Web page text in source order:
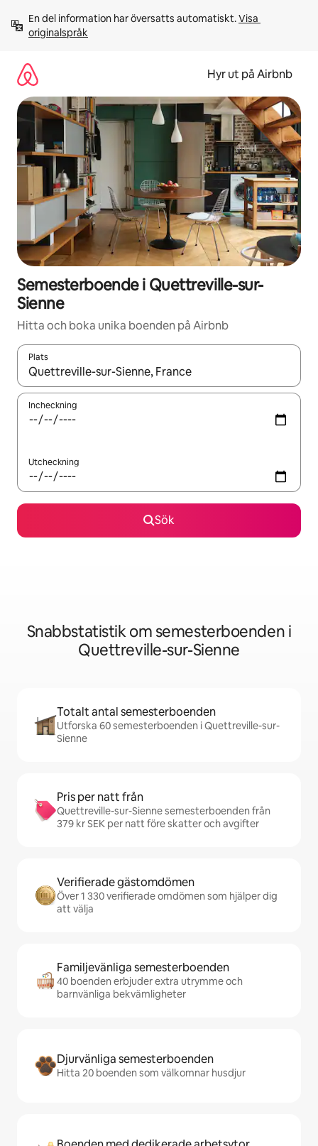
innehåll
En del information har översatts automatiskt. Visa
originalspråk
Hyr ut på Airbnb
Semesterboende i Quettreville-sur-
Sienne
Hitta och boka unika boenden på Airbnb
Plats
När resultaten är tillgängliga kan du navigera med upp- och
Incheckning
Utcheckning
Sök
Snabbstatistik om semesterboenden i
Quettreville-sur-Sienne
Totalt antal semesterboenden
Utforska 60 semesterboenden i Quettreville-sur-
Sienne
Pris per natt från
Quettreville-sur-Sienne semesterboenden från
379 kr SEK per natt före skatter och avgifter
Verifierade gästomdömen
Över 1 330 verifierade omdömen som hjälper dig
att välja
Familjevänliga semesterboenden
40 boenden erbjuder extra utrymme och
barnvänliga bekvämligheter
Djurvänliga semesterboenden
Hitta 20 boenden som välkomnar husdjur